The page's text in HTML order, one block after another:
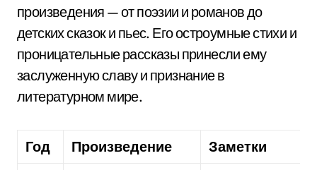
произведения — от поэзии и романов до
детских сказок и пьес. Его остроумные стихи и
проницательные рассказы принесли ему
заслуженную славу и признание в
литературном мире.
Год Произведение Заметки